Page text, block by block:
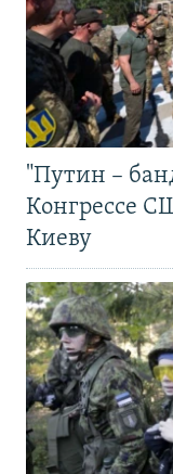
"Путин –
Конгрессе
Киеву